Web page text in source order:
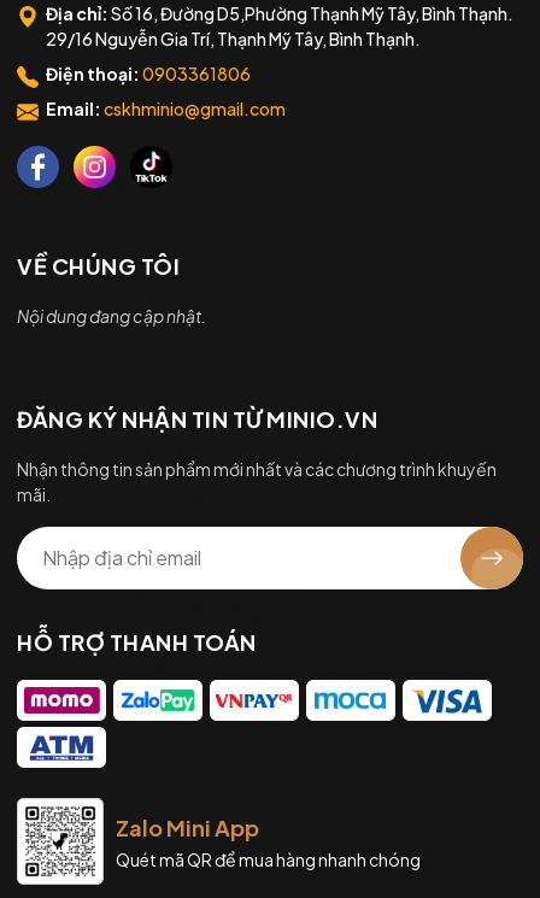
Địa chỉ: Số 16, Đường D5,Phường Thạnh Mỹ Tây, Bình Thạnh.
29/16 Nguyễn Gia Trí, Thạnh Mỹ Tây, Bình Thạnh.
Điện thoại: 0903361806
Email: cskhminio@gmail.com
VỀ CHÚNG TÔI
Nội dung đang cập nhật.
ĐĂNG KÝ NHẬN TIN TỪ MINIO.VN
Nhận thông tin sản phẩm mới nhất và các chương trình khuyến
mãi.
HỖ TRỢ THANH TOÁN
Zalo Mini App
Quét mã QR để mua hàng nhanh chóng